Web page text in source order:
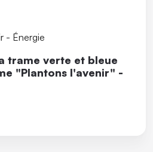
- Énergie
trame verte et bleue
"Plantons l'avenir" -